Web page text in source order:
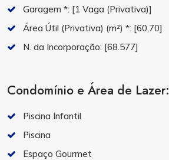
Garagem *: [1 Vaga (Privativa)]
Área Útil (Privativa) (m²) *: [60,70]
N. da Incorporação: [68.577]
Condomínio e Área de Lazer:
Piscina Infantil
Piscina
Espaço Gourmet